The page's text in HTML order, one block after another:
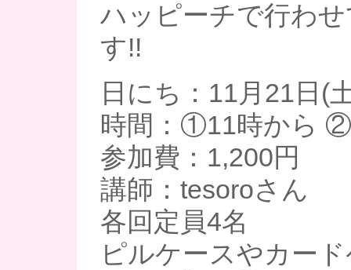
ハッピーチで行わ
す!!
日にち：11月21日(
時間：①11時から
参加費：1,200円
講師：tesoroさん
各回定員4名
ピルケースやカー